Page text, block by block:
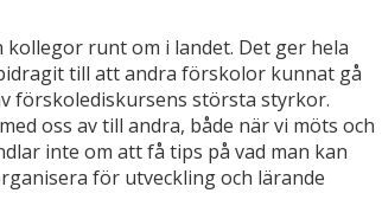
runt om i landet. Det ger hela
till att andra förskolor kunnat gå
förskolediskursens största styrkor.
oss av till andra, både när vi möts och
inte om att få tips på vad man kan
för utveckling och lärande